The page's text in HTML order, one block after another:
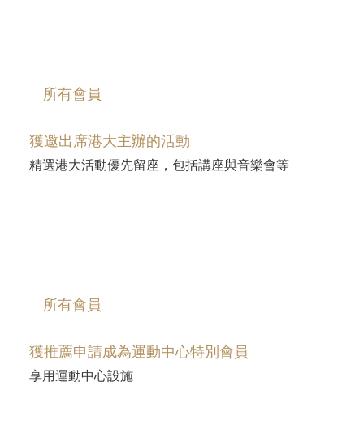
獲邀出席港大主辦的活動
精選港大活動優先留座，包括講座與音樂會等
​所有會員
獲推薦申請成為運動中心特別會員
享用運動中心設施
​所有會員